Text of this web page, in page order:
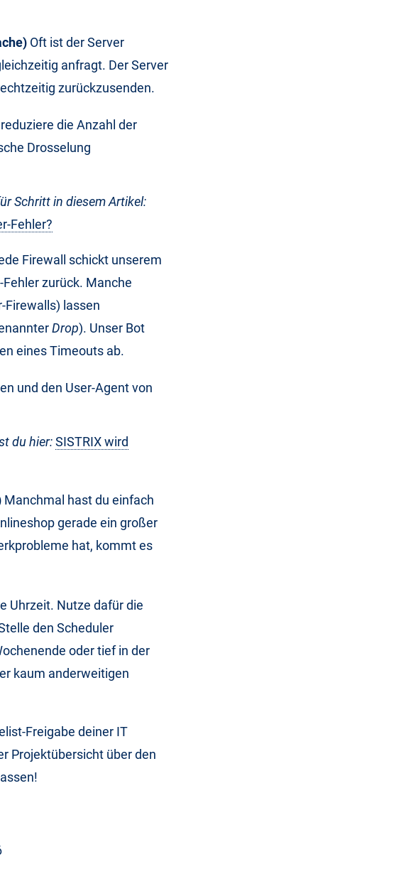
Oft ist der Server
anfragt. Der Server
zurückzusenden.
die Anzahl der
Drosselung
Schritt in diesem Artikel:
Fehler?
Firewall schickt unserem
zurück. Manche
Firewalls) lassen
Drop). Unser Bot
eines Timeouts ab.
und den User-Agent von
du hier:SISTRIX wird
Manchmal hast du einfach
gerade ein großer
hat, kommt es
Uhrzeit. Nutze dafür die
den Scheduler
oder tief in der
kaum anderweitigen
Freigabe deiner IT
Projektübersicht über den